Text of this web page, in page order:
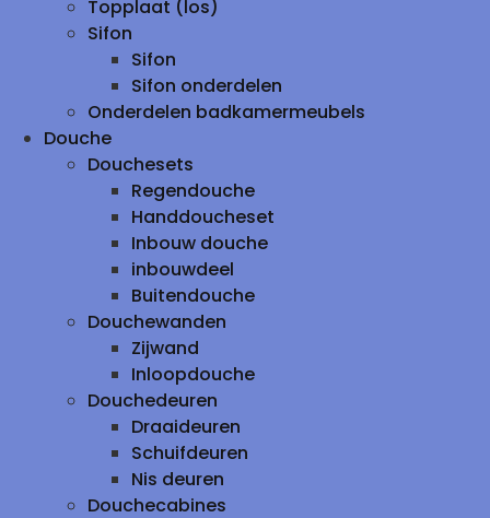
Topplaat (los)
Sifon
Sifon
Sifon onderdelen
Onderdelen badkamermeubels
Douche
Douchesets
Regendouche
Handdoucheset
Inbouw douche
inbouwdeel
Buitendouche
Douchewanden
Zijwand
Inloopdouche
Douchedeuren
Draaideuren
Schuifdeuren
Nis deuren
Douchecabines